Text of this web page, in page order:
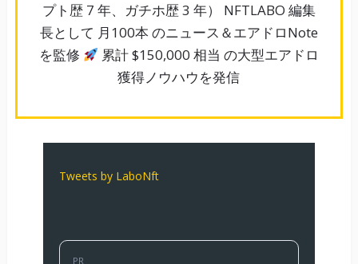
プト歴 7 年、ガチホ歴 3 年） NFTLABO 編集
長として 月100本 のニュース＆エアドロNote
を監修
累計 $150,000 相当 の大型エアドロ
獲得ノウハウを発信
Tweets by LaboNft
PR